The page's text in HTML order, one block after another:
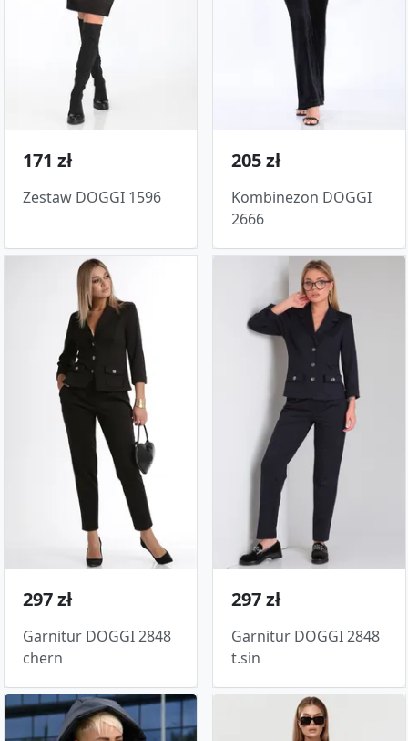
171 zł
Zestaw DOGGI 1596
205 zł
Kombinezon DOGGI
2666
297 zł
Garnitur DOGGI 2848
chern
297 zł
Garnitur DOGGI 2848
t.sin